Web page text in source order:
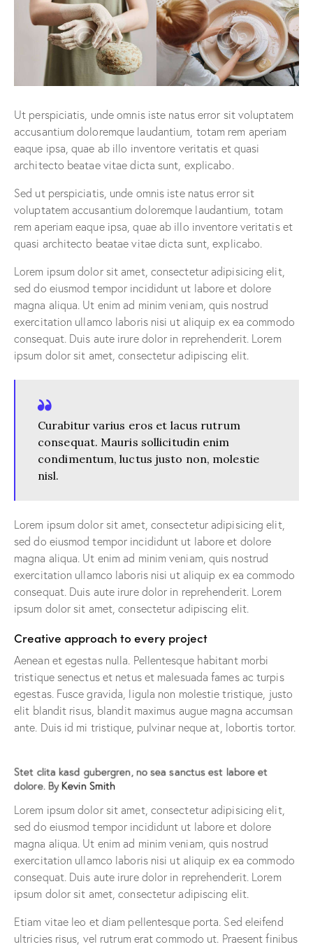
Ut perspiciatis, unde omnis iste natus error sit voluptatem
accusantium doloremque laudantium, totam rem aperiam
eaque ipsa, quae ab illo inventore veritatis et quasi
architecto beatae vitae dicta sunt, explicabo.
Sed ut perspiciatis, unde omnis iste natus error sit
voluptatem accusantium doloremque laudantium, totam
rem aperiam eaque ipsa, quae ab illo inventore veritatis et
quasi architecto beatae vitae dicta sunt, explicabo.
Lorem ipsum dolor sit amet, consectetur adipisicing elit,
sed do eiusmod tempor incididunt ut labore et dolore
magna aliqua. Ut enim ad minim veniam, quis nostrud
exercitation ullamco laboris nisi ut aliquip ex ea commodo
consequat. Duis aute irure dolor in reprehenderit. Lorem
ipsum dolor sit amet, consectetur adipiscing elit.
Curabitur varius eros et lacus rutrum
consequat. Mauris sollicitudin enim
condimentum, luctus justo non, molestie
nisl.
Lorem ipsum dolor sit amet, consectetur adipisicing elit,
sed do eiusmod tempor incididunt ut labore et dolore
magna aliqua. Ut enim ad minim veniam, quis nostrud
exercitation ullamco laboris nisi ut aliquip ex ea commodo
consequat. Duis aute irure dolor in reprehenderit. Lorem
ipsum dolor sit amet, consectetur adipiscing elit.
Creative approach to every project
Aenean et egestas nulla. Pellentesque habitant morbi
tristique senectus et netus et malesuada fames ac turpis
egestas. Fusce gravida, ligula non molestie tristique, justo
elit blandit risus, blandit maximus augue magna accumsan
ante. Duis id mi tristique, pulvinar neque at, lobortis tortor.
Stet clita kasd gubergren, no sea sanctus est labore et
dolore. ByKevin Smith
Lorem ipsum dolor sit amet, consectetur adipisicing elit,
sed do eiusmod tempor incididunt ut labore et dolore
magna aliqua. Ut enim ad minim veniam, quis nostrud
exercitation ullamco laboris nisi ut aliquip ex ea commodo
consequat. Duis aute irure dolor in reprehenderit. Lorem
ipsum dolor sit amet, consectetur adipiscing elit.
Etiam vitae leo et diam pellentesque porta. Sed eleifend
ultricies risus, vel rutrum erat commodo ut. Praesent finibus